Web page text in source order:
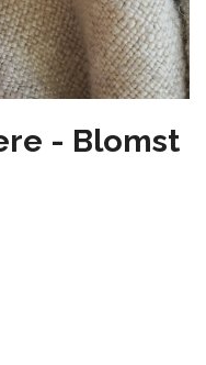
- Blomst